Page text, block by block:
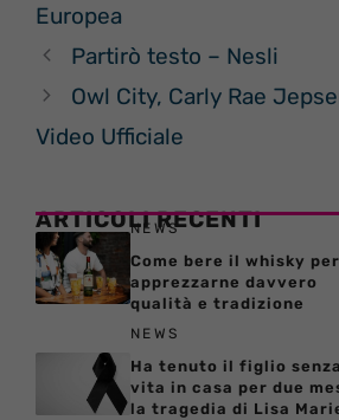
Europea
Partirò testo – Nesli
Owl City, Carly Rae
Video Ufficiale
ARTICOLI RECENTI
NEWS
Come bere il whisky per
apprezzarne davvero
qualità e tradizione
NEWS
Ha tenuto il figlio senza
vita in casa per due
la tragedia di Lisa